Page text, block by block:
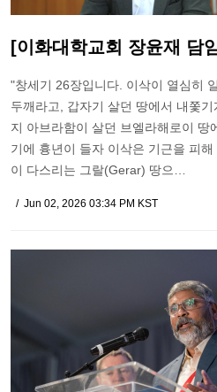
[이화대학교회 장윤재 담
"창세기 26장입니다. 이삭이 열심히
두깨라고, 갑자기 살던 땅에서 내쫓
지 아브라함이 살던 브엘라해로이 땅
기에 흉년이 들자 이삭은 기근을 피
이 다스리는 그랄(Gerar) 땅으…
Jun 02, 2026 03:34 PM KST